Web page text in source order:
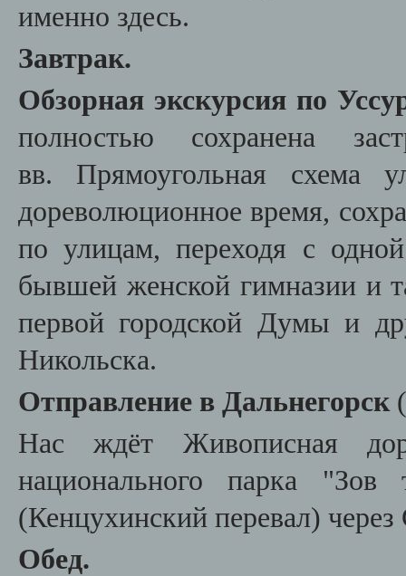
именно здесь.
Завтрак.
Обзорная экскурсия по
полностью сохранена
вв. Прямоугольная схема
дореволюционное время,
по улицам, переходя с
бывшей женской гимназии и
первой городской Думы и
Никольска.
Отправление в Дальнегорск
Нас ждёт Живописная
национального парка "Зов
(Кенцухинский перевал)
Обед.